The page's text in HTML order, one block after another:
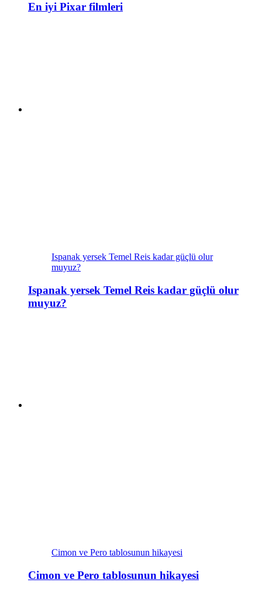
En iyi Pixar filmleri
Ispanak yersek Temel Reis kadar güçlü olur
muyuz?
Ispanak yersek Temel Reis kadar güçlü olur
muyuz?
Cimon ve Pero tablosunun hikayesi
Cimon ve Pero tablosunun hikayesi